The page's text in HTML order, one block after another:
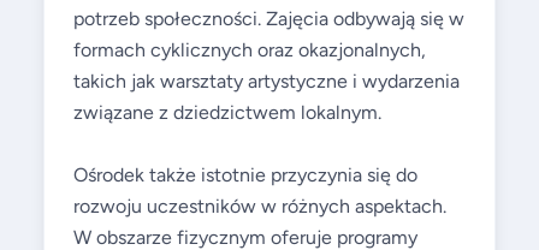
potrzeb społeczności. Zajęcia odbywają się w
formach cyklicznych oraz okazjonalnych,
takich jak warsztaty artystyczne i wydarzenia
związane z dziedzictwem lokalnym.
Ośrodek także istotnie przyczynia się do
rozwoju uczestników w różnych aspektach.
W obszarze fizycznym oferuje programy